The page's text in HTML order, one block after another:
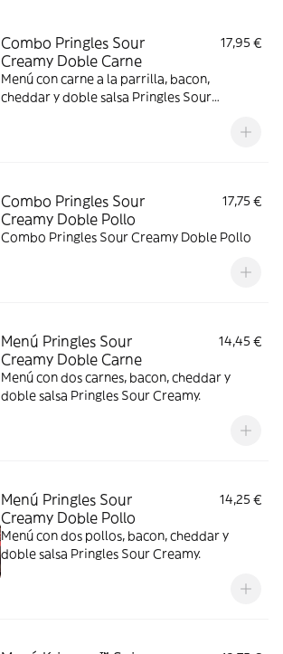
Combo Pringles Sour
Creamy Doble Carne
17,95 €
Menú con carne a la parrilla, bacon,
cheddar y doble salsa Pringles Sour
Combo Pringles Sour
Creamy Doble Pollo
17,75 €
Combo Pringles Sour Creamy Doble Pollo
Menú Pringles Sour
Creamy Doble Carne
14,45 €
Menú con dos carnes, bacon, cheddar y
doble salsa Pringles Sour Creamy.
Menú Pringles Sour
Creamy Doble Pollo
14,25 €
Menú con dos pollos, bacon, cheddar y
doble salsa Pringles Sour Creamy.